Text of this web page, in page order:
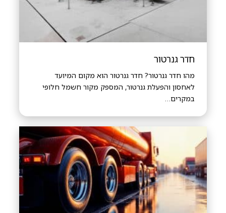
חדר גנרטור
מהו חדר גנרטור? חדר גנרטור הוא מקום המיועד
לאחסון והפעלת גנרטור, המספק מקור חשמל חלופי
במקרים…